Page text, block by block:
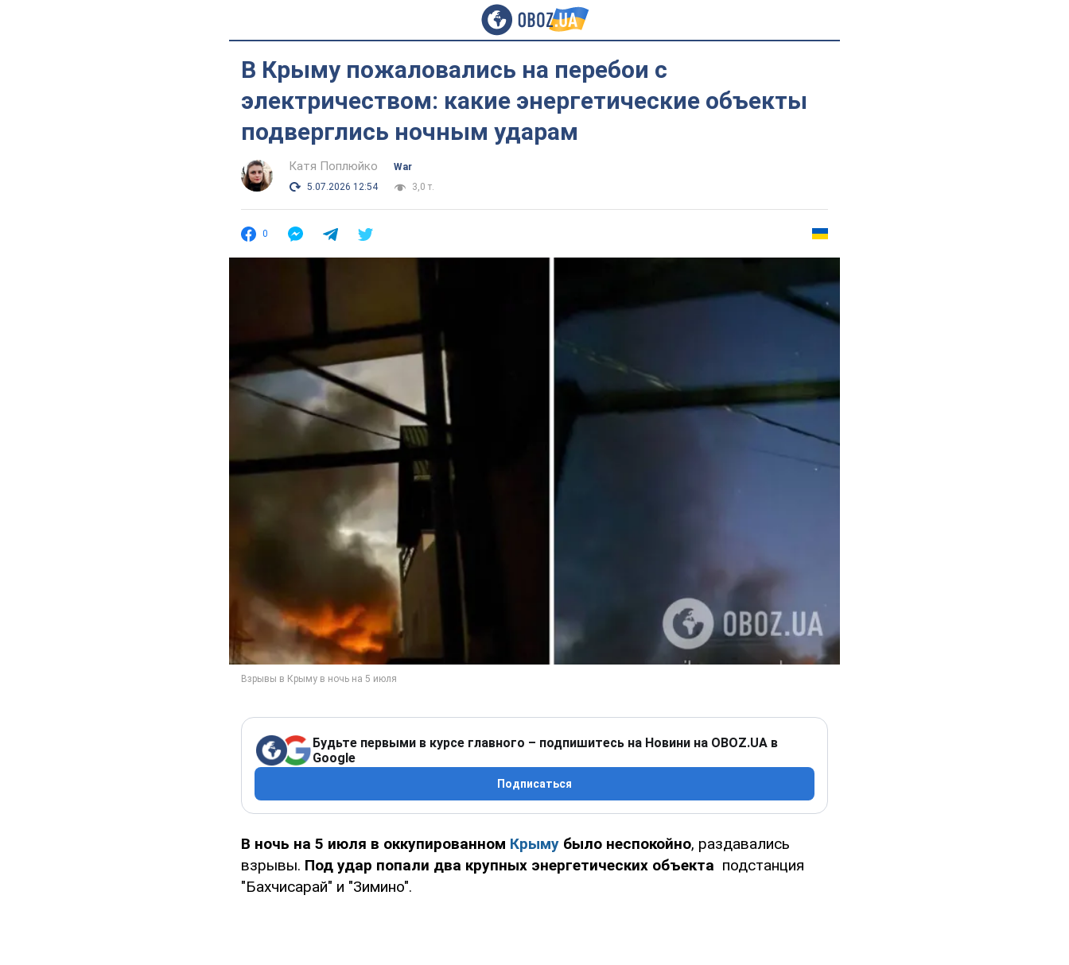
В Крыму пожаловались на перебои с
электричеством: какие энергетические объекты
подверглись ночным ударам
Катя Поплюйко
War
5.07.2026 12:54
3,0 т.
0
Будьте первыми в курсе главного – подпишитесь на Новини на OBOZ.UA в
Google
Подписаться
В ночь на 5 июля в оккупированном Крыму было неспокойно, раздавались
взрывы. Под удар попали два крупных энергетических объекта подстанция
"Бахчисарай" и "Зимино".